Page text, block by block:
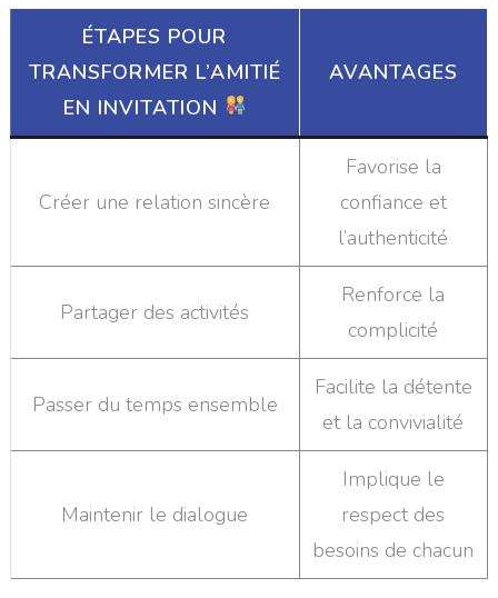
ÉTAPES POUR
TRANSFORMER L’AMITIÉ
EN INVITATION
AVANTAGES
Créer une relation sincère
Favorise la
confiance et
l’authenticité
Partager des activités
Renforce la
complicité
Passer du temps ensemble
Facilite la détente
et la convivialité
Maintenir le dialogue
Implique le
respect des
besoins de chacun